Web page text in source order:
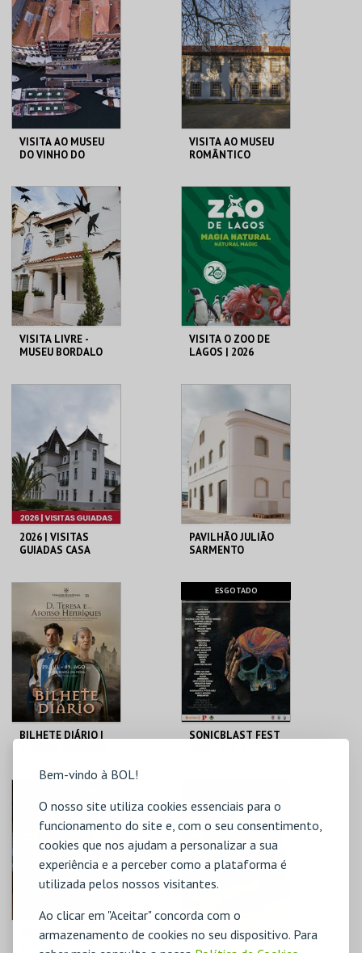
Bem-vindo à BOL!
O nosso site utiliza cookies essenciais para o
funcionamento do site e, com o seu consentimento,
cookies que nos ajudam a personalizar a sua
experiência e a perceber como a plataforma é
utilizada pelos nossos visitantes.
Ao clicar em "Aceitar" concorda com o
armazenamento de cookies no seu dispositivo. Para
MAIS INFO
COMPRAR
SOFIA
MAIS INFO
COMPRAR
VISITA AO MUSEU
DO VINHO DO
MUSEU DO VINHO
DO PORTO
MAIS INFO
COMPRAR
VISITA AO MUSEU
ROMÂNTICO
MUSEU ROMÂNTICO
MAIS INFO
COMPRAR
VISITA LIVRE -
MUSEU BORDALO
MAIS INFO
COMPRAR
VISITA O ZOO DE
LAGOS | 2026
ZOO DE LAGOS
MAIS INFO
COMPRAR
2026 | VISITAS
GUIADAS CASA
CASA-MUSEU EGAS
MONIZ
MAIS INFO
COMPRAR
PAVILHÃO JULIÃO
SARMENTO
PAVILHÃO JULIÃO
SARMENTO
MAIS INFO
COMPRAR
BILHETE DIÁRIO |
SANTA MARIA 2026
FEIRA
MAIS INFO
COMPRAR
ESGOTADO
SONICBLAST FEST
CALDEIRÃO
MAIS INFO
TEATRO
A RODA DE OLEIRO